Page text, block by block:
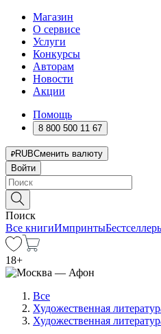
Магазин
О сервисе
Услуги
Конкурсы
Авторам
Новости
Акции
Помощь
8 800 500 11 67
RUBСменить валюту
Войти
Поиск
Все книгиИмпринты
18+
Все
Художественная
Художественная